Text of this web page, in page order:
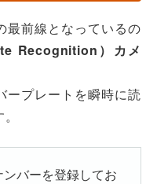
最前線となっているの
Recognition）カメ
ープレートを瞬時に読
バーを登録してお